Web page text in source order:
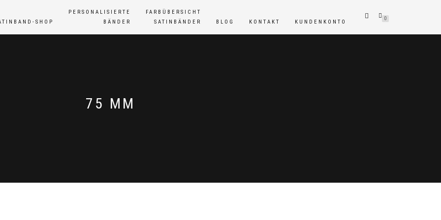
SHOP
PERSONALISIERTE
BÄNDER
FARBÜBERSICHT
SATINBÄNDER
BLOG KONTAKT KUNDENKONTO
0
75 MM